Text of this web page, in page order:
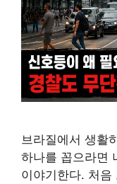
브라질에서 생활
하나를 꼽으라면
이야기한다. 처음